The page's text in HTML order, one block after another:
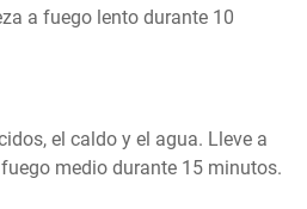
a fuego lento durante 10
el caldo y el agua. Lleve a
medio durante 15 minutos.